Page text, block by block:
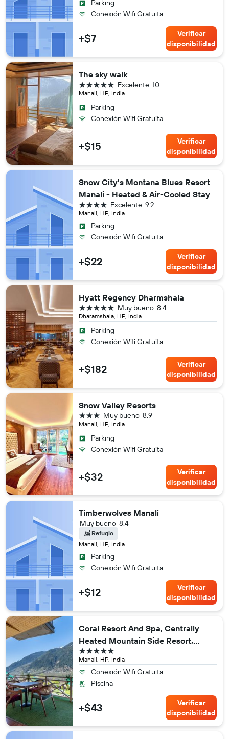
Parking
Conexión Wifi Gratuita
+$7
Verificar
disponibilidad
The sky walk
Manali, HP, India
10
Excelente
5 estrellas
Parking
Conexión Wifi Gratuita
+$15
Verificar
disponibilidad
Snow City's Montana Blues Resort
Manali - Heated & Air-Cooled Stay
Manali, HP, India
9.2
Excelente
4 estrellas
Parking
Conexión Wifi Gratuita
+$22
Verificar
disponibilidad
Hyatt Regency Dharmshala
Dharamshala, HP, India
8.4
Muy bueno
5 estrellas
Parking
Conexión Wifi Gratuita
+$182
Verificar
disponibilidad
Snow Valley Resorts
Manali, HP, India
8.9
Muy bueno
3 estrellas
Parking
Conexión Wifi Gratuita
+$32
Verificar
disponibilidad
Timberwolves Manali
Manali, HP, India
8.4
Muy bueno
Refugio
Parking
Conexión Wifi Gratuita
+$12
Verificar
disponibilidad
Coral Resort And Spa, Centrally
Heated Mountain Side Resort,
Manali
Manali, HP, India
5 estrellas
Conexión Wifi Gratuita
Piscina
+$43
Verificar
disponibilidad